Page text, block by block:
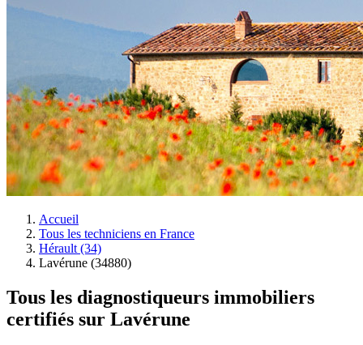
Accueil
Tous les techniciens en France
Hérault (34)
Lavérune (34880)
Tous les diagnostiqueurs immobiliers
certifiés sur Lavérune